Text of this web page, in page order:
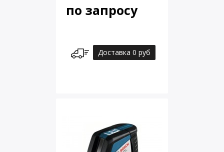
по запросу
Доставка 0 руб